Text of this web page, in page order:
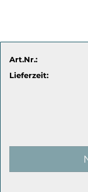
Art.Nr.:
Lieferzeit: